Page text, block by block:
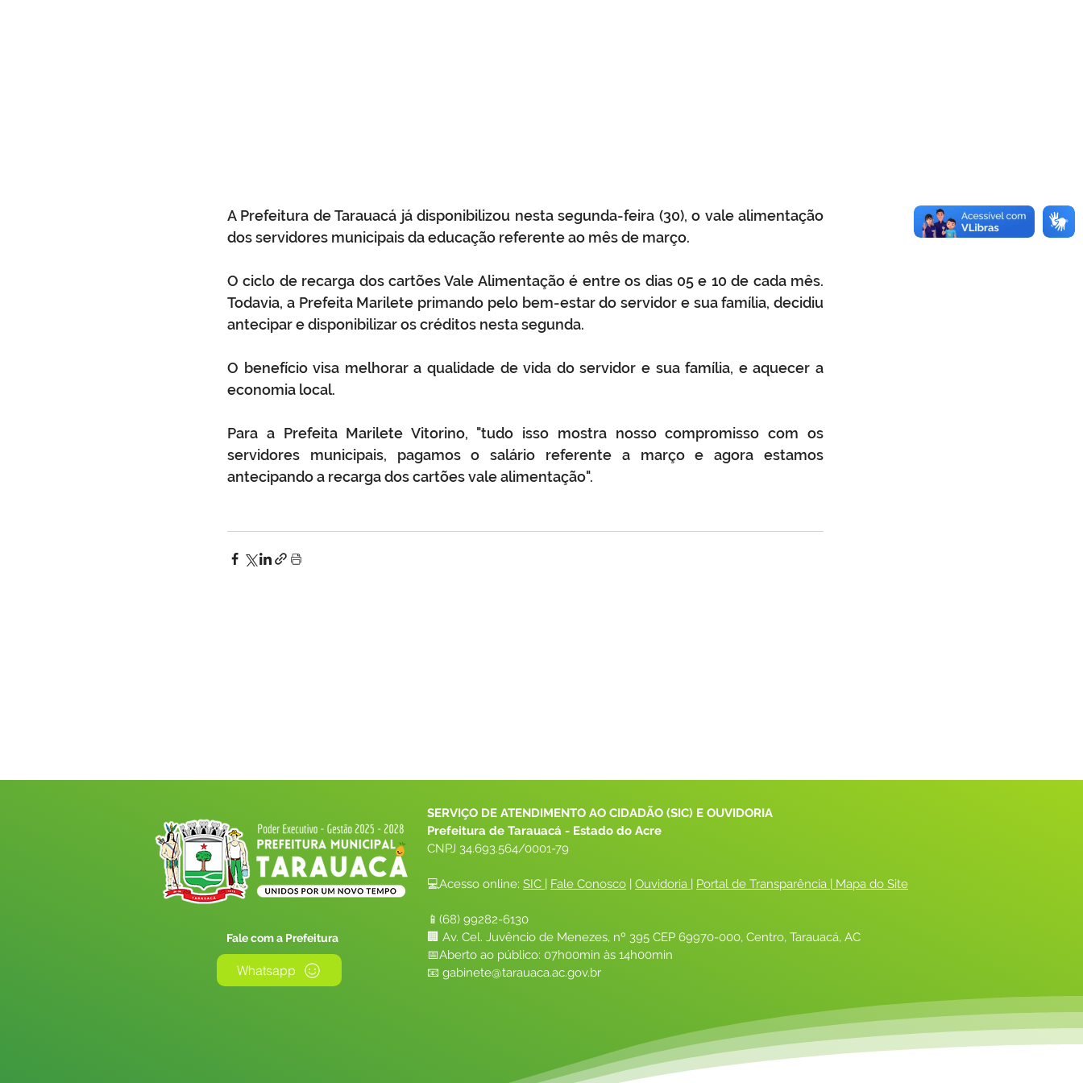
A Prefeitura de Tarauacá já disponibilizou nesta segunda-feira (30), o vale alimentação
dos servidores municipais da educação referente ao mês de março.
O ciclo de recarga dos cartões Vale Alimentação é entre os dias 05 e 10 de cada mês.
Todavia, a Prefeita Marilete primando pelo bem-estar do servidor e sua família, decidiu
antecipar e disponibilizar os créditos nesta segunda.
O benefício visa melhorar a qualidade de vida do servidor e sua família, e aquecer a
economia local.
Para a Prefeita Marilete Vitorino, "tudo isso mostra nosso compromisso com os
servidores municipais, pagamos o salário referente a março e agora estamos
antecipando a recarga dos cartões vale alimentação".
Fale com a Prefeitura
Whatsapp
SERVIÇO DE ATENDIMENTO AO CIDADÃO (SIC) E OUVIDORIA
Prefeitura de Tarauacá - Estado do Acre
CNPJ 34.693.564/0001-79
💻Acesso online: SIC | Fale Conosco | Ouvidoria | Portal de Transparência | Mapa do Site
📱(68) 99282-6130
🏢 Av. Cel. Juvêncio de Menezes, nº 395 CEP 69970-000, Centro, Tarauacá, AC
📅Aberto ao público: 07h00min às 14h00min
📧 gabinete@tarauaca.ac.gov.br